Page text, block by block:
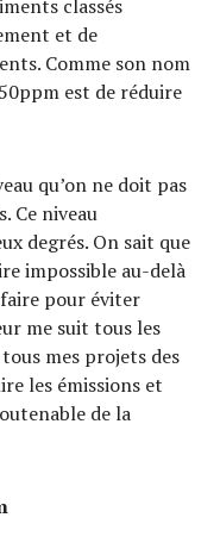
classés
et de
Comme son nom
est de réduire
qu’on ne doit pas
Ce niveau
degrés. On sait que
impossible au-delà
pour éviter
me suit tous les
mes projets des
les émissions et
de la